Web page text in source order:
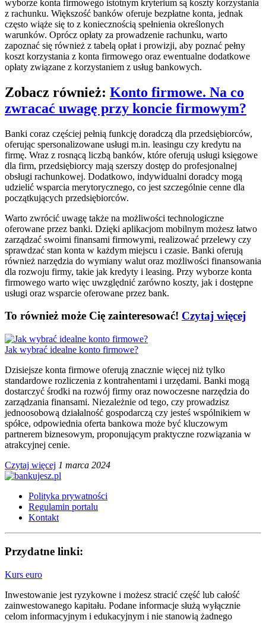
wyborze konta firmowego istotnym kryterium są koszty korzystania
z rachunku. Większość banków oferuje bezpłatne konta, jednak
często wiąże się to z koniecznością spełnienia określonych
warunków. Oprócz opłaty za prowadzenie rachunku, warto
zapoznać się również z tabelą opłat i prowizji, aby poznać pełny
koszt korzystania z konta firmowego oraz ewentualne dodatkowe
opłaty związane z korzystaniem z usług bankowych.
Zobacz również: Konto firmowe. Na co
zwracać uwagę przy koncie firmowym?
Banki coraz częściej pełnią funkcję doradczą dla przedsiębiorców,
oferując spersonalizowane usługi m.in. leasingu czy kredytu na
firmę. Wraz z rosnącą liczbą banków, które oferują usługi księgowe
dla firm, przedsiębiorcy mają szerszy dostęp do profesjonalnej
obsługi rachunkowej. Dodatkowo, indywidualni doradcy mogą
udzielić wsparcia merytorycznego, co jest szczególnie cenne dla
początkujących przedsiębiorców.
Warto zwrócić uwagę także na możliwości technologiczne
oferowane przez banki. Dzięki aplikacjom mobilnym możesz łatwo
zarządzać swoimi finansami firmowymi, realizować przelewy czy
sprawdzać stan konta w każdym miejscu i czasie. Banki oferują
również narzędzia do wymiany walut oraz możliwości finansowania
dla rozwoju firmy, takie jak kredyty i leasing. Przy wyborze konta
firmowego warto więc uwzględnić zarówno koszty, jak i dostępne
usługi oraz wsparcie oferowane przez bank.
To również może Cię zainteresować! Czytaj więcej
Jak wybrać idealne konto firmowe?
Dzisiejsze konta firmowe oferują znacznie więcej niż tylko
standardowe rozliczenia z kontrahentami i urzędami. Banki mogą
dostarczyć środki na rozwój firmy oraz nowoczesne narzędzia do
zarządzania finansami. Niezależnie od tego, czy prowadzisz
jednoosobową działalność gospodarczą czy jesteś wspólnikiem w
spółce, odpowiednia oferta bankowa może być kluczowym
partnerem biznesowym, proponującym praktyczne rozwiązania w
atrakcyjnej cenie.
Czytaj więcej 1 marca 2024
Polityka prywatności
Regulamin portalu
Kontakt
Przydatne linki:
Kurs euro
Inwestowanie jest ryzykowne i możesz stracić część lub całość
zainwestowanego kapitału. Podane informacje służą wyłącznie
celom informacyjnym i edukacyjnym i nie stanowią żadnego